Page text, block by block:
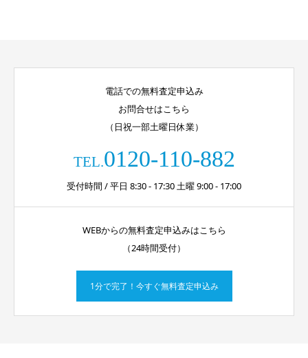
電話での無料査定申込み
お問合せはこちら
（日祝一部土曜日休業）
TEL.0120-110-882
受付時間 / 平日 8:30 - 17:30 土曜 9:00 - 17:00
WEBからの無料査定申込みはこちら
（24時間受付）
1分で完了！今すぐ無料査定申込み